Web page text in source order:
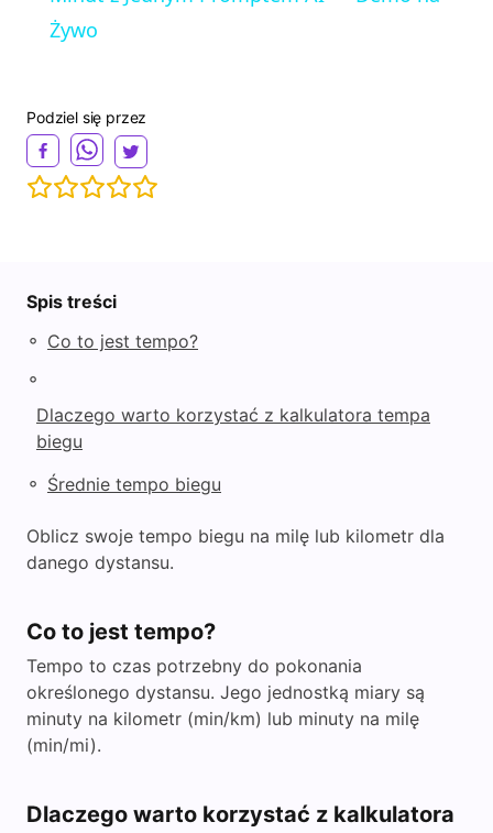
Żywo
Podziel się przez
Spis treści
◦ Co to jest tempo?
◦
Dlaczego warto korzystać z kalkulatora tempa
biegu
◦ Średnie tempo biegu
Oblicz swoje tempo biegu na milę lub kilometr dla
danego dystansu.
Co to jest tempo?
Tempo to czas potrzebny do pokonania
określonego dystansu. Jego jednostką miary są
minuty na kilometr (min/km) lub minuty na milę
(min/mi).
Dlaczego warto korzystać z kalkulatora